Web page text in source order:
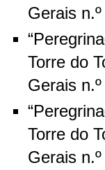
Gerais
Torre do
Gerais
Torre do
Gerais